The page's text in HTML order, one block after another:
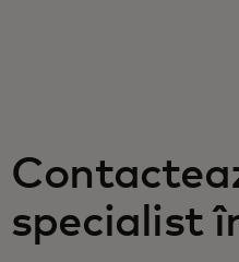
Pentru
specialist